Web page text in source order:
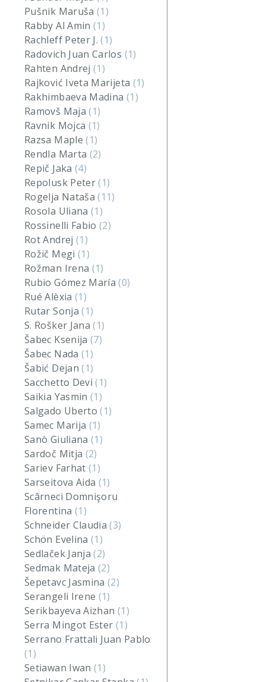
Pušnik Maruša(1)
Rabby Al Amin(1)
Rachleff Peter J.(1)
Radovich Juan Carlos (1)
Rahten Andrej(1)
Rajković Iveta Marijeta (1)
Rakhimbaeva Madina (1)
Ramovš Maja(1)
Ravnik Mojca (1)
Razsa Maple(1)
Rendla Marta (2)
Repič Jaka (4)
Repolusk Peter(1)
Rogelja Nataša(11)
Rosola Uliana(1)
Rossinelli Fabio(2)
Rot Andrej (1)
Rožič Megi (1)
Rožman Irena (1)
Rubio Gómez María(0)
Rué Alèxia (1)
Rutar Sonja(1)
S. Rošker Jana(1)
Šabec Ksenija(7)
Šabec Nada (1)
Šabić Dejan(1)
Sacchetto Devi(1)
Saikia Yasmin(1)
Salgado Uberto(1)
Samec Marija (1)
Sanò Giuliana(1)
Sardoč Mitja (2)
Sariev Farhat(1)
Sarseitova Aida (1)
Scârneci Domnişoru
Florentina (1)
Schneider Claudia(3)
Schön Evelina(1)
Sedlaček Janja(2)
Sedmak Mateja(2)
Šepetavc Jasmina(2)
Serangeli Irene (1)
Serikbayeva Aizhan (1)
Serra Mingot Ester (1)
Serrano Frattali Juan Pablo
(1)
Setiawan Iwan(1)